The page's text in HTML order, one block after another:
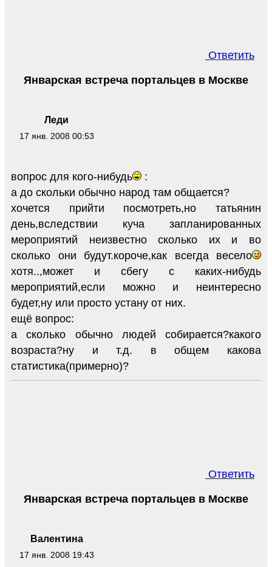
Ответить
Леди
17 янв. 2008 00:53
Январская встреча портальцев в Москве
вопрос для кого-нибудь
:
а до скольки обычно народ там общается?
хочется прийти посмотреть,но татьянин
день,вследствии куча запланированных
мероприятий неизвестно сколько их и во
сколько они будут.короче,как всегда весело
хотя..,может и сбегу с каких-нибудь
мероприятий,если можно и неинтересно
будет,ну или просто устану от них.
ещё вопрос:
а сколько обычно людей собирается?какого
возраста?ну и т.д. в общем какова
статистика(примерно)?
Ответить
Валентина
17 янв. 2008 19:43
Январская встреча портальцев в Москве